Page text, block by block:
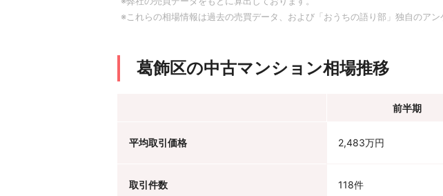
※これらの相場情報は過去の売買データ、および「おうちの語り部」独自のア
葛飾区の中古マンション相場推移
前半期
平均取引価格 2,483万円
取引件数 118件